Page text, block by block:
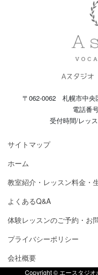
〒062-0062 札幌市中央
電話番
受付時間/レッ
サイトマップ
ホーム
教室紹介・レッスン料金・
よくあるQ&A
体験レッスンのご予約・お
プライバシーポリシー
会社概要
Copyright © エースタジ